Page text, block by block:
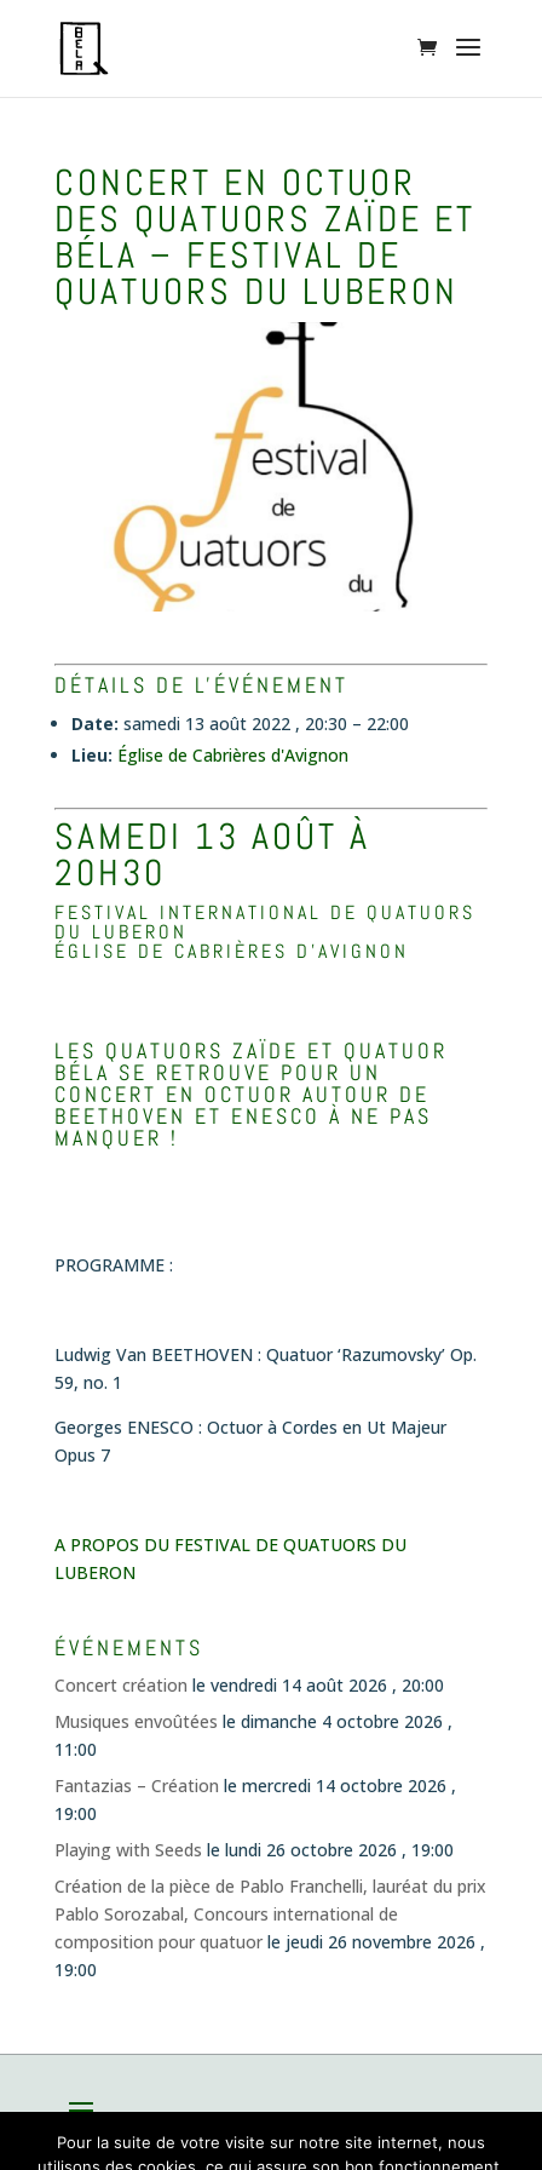
CONCERT EN OCTUOR
DES QUATUORS ZAÏDE ET
BÉLA – FESTIVAL DE
QUATUORS DU LUBERON
DÉTAILS DE L'ÉVÉNEMENT
Date: samedi 13 août 2022 , 20:30 – 22:00
Lieu: Église de Cabrières d'Avignon
SAMEDI 13 AOÛT À
20H30
FESTIVAL INTERNATIONAL DE QUATUORS
DU LUBERON
ÉGLISE DE CABRIÈRES D’AVIGNON
LES QUATUORS ZAÏDE ET QUATUOR
BÉLA SE RETROUVE POUR UN
CONCERT EN OCTUOR AUTOUR DE
BEETHOVEN ET ENESCO À NE PAS
MANQUER !
PROGRAMME :
Ludwig Van BEETHOVEN : Quatuor ‘Razumovsky’ Op.
59, no. 1
Georges ENESCO : Octuor à Cordes en Ut Majeur
Opus 7
A PROPOS DU FESTIVAL DE QUATUORS DU
LUBERON
ÉVÉNEMENTS
Concert création le vendredi 14 août 2026 , 20:00
Musiques envoûtées le dimanche 4 octobre 2026 ,
11:00
Fantazias – Création le mercredi 14 octobre 2026 ,
19:00
Playing with Seeds le lundi 26 octobre 2026 , 19:00
Création de la pièce de Pablo Franchelli, lauréat du prix
Pablo Sorozabal, Concours international de
composition pour quatuorle jeudi 26 novembre 2026 ,
19:00
Pour la suite de votre visite sur notre site internet, nous